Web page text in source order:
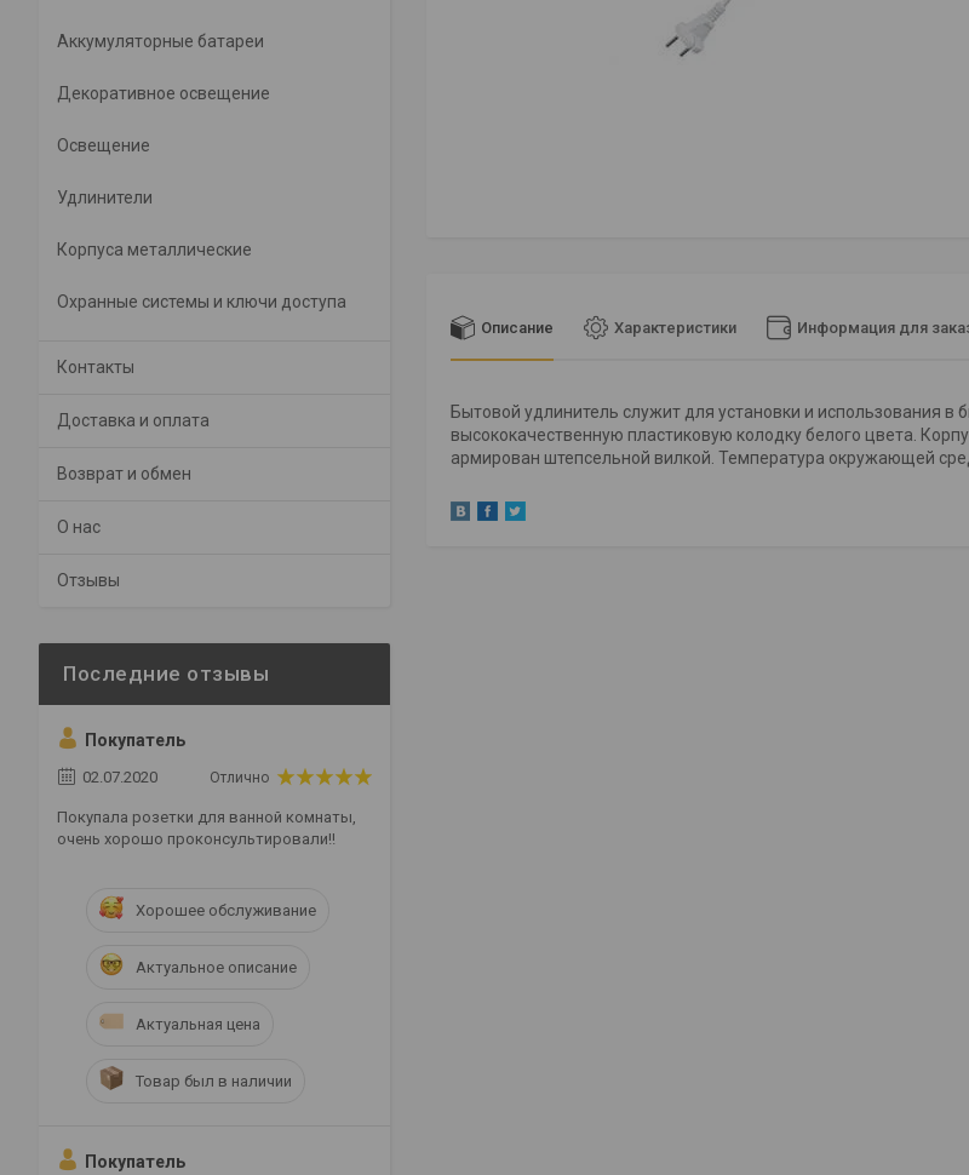
Описание Характеристики Информация для
Бытовой удлинитель служит для установки и использования
высококачественную пластиковую колодку белого цвета.
армирован штепсельной вилкой. Температура окружающей
Аккумуляторные батареи
Декоративное освещение
Освещение
Удлинители
Корпуса металлические
Охранные системы и ключи доступа
Контакты
Доставка и оплата
Возврат и обмен
О нас
Отзывы
Покупатель
02.07.2020 Отлично
Покупала розетки для ванной комнаты,
очень хорошо проконсультировали!!
Хорошее обслуживание
Актуальное описание
Актуальная цена
Товар был в наличии
Покупатель